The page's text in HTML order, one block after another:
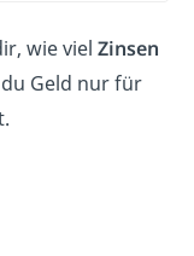
wie vielZinsen
Geld nur für